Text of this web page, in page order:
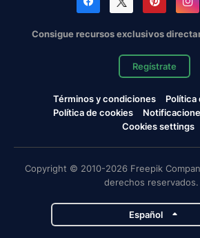
Consigue recursos exclusivos
Regístrate
Términos y condiciones
Política
Política de cookies
Cookies settings
Copyright © 2010-2026 Freepik
derechos reservados.
Español